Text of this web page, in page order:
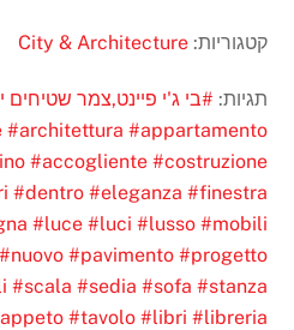
קטגוריות: City & Architecture
תגיות: #בי ג'י פיינט,צמר שטיחים
#architettura #appartamento
#accogliente #costruzione
#dentro #eleganza #finestra
#luce #luci #lusso #mobili
#nuovo #pavimento #progetto
#scala #sedia #sofa #stanza
#tavolo #libri #libreria